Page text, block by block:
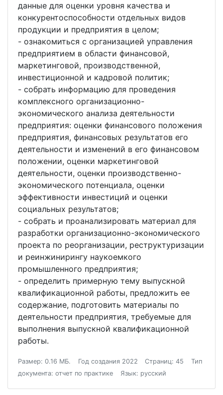
данные для оценки уровня качества и
конкурентоспособности отдельных видов
продукции и предприятия в целом;
- ознакомиться с организацией управления
предприятием в области финансовой,
маркетинговой, производственной,
инвестиционной и кадровой политик;
- собрать информацию для проведения
комплексного организационно-
экономического анализа деятельности
предприятия: оценки финансового положения
предприятия, финансовых результатов его
деятельности и изменений в его финансовом
положении, оценки маркетинговой
деятельности, оценки производственно-
экономического потенциала, оценки
эффективности инвестиций и оценки
социальных результатов;
- собрать и проанализировать материал для
разработки организационно-экономического
проекта по реорганизации, реструктуризации
и реинжинирингу наукоемкого
промышленного предприятия;
- определить примерную тему выпускной
квалификационной работы, предложить ее
содержание, подготовить материалы по
деятельности предприятия, требуемые для
выполнения выпускной квалификационной
работы.
Размер: 0.16 МБ. Год создания 2022 Страниц: 45
Тип
документа: отчет по практике
Язык: русский